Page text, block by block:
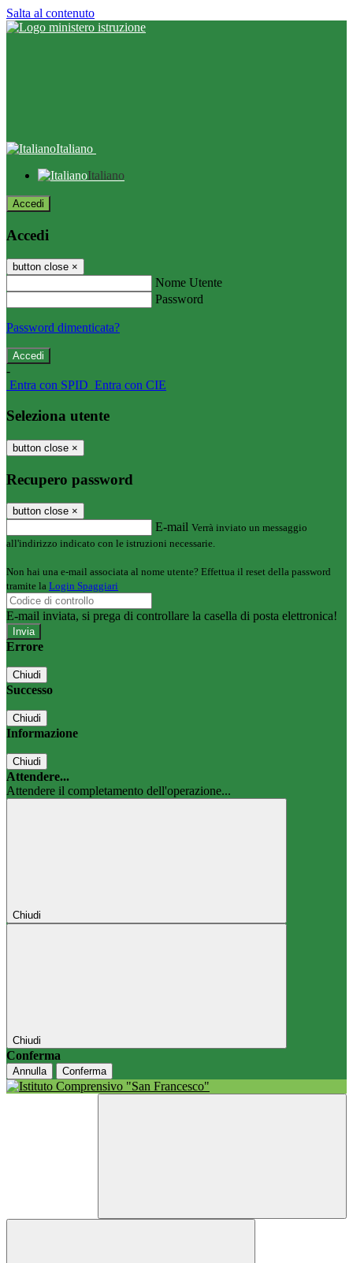
Salta al contenuto
Italiano
Italiano
Accedi
Accedi
button close ×
Nome Utente
Password
Password dimenticata?
-
Entra con SPID Entra con CIE
Seleziona utente
button close ×
Recupero password
button close ×
E-mail Verrà inviato un messaggio
all'indirizzo indicato con le istruzioni necessarie.
Non hai una e-mail associata al nome utente? Effettua il reset della password
tramite la Login Spaggiari
E-mail inviata, si prega di controllare la casella di posta elettronica!
Errore
Chiudi
Successo
Chiudi
Informazione
Chiudi
Attendere...
Attendere il completamento dell'operazione...
Chiudi
Chiudi
Conferma
Annulla Conferma